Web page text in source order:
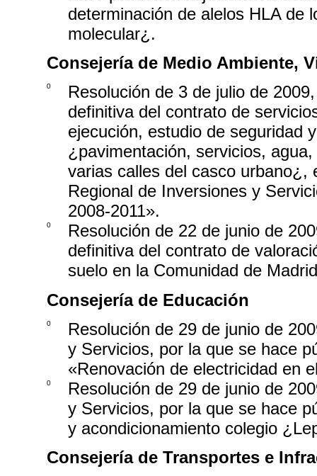
determinación de alelos HLA de
molecular¿.
Consejería de Medio Ambiente,
0
Resolución de 3 de julio de
definitiva del contrato de
ejecución, estudio de seguridad
¿pavimentación, servicios,
varias calles del casco urbano¿,
Regional de Inversiones y
2008-2011».
0
Resolución de 22 de junio de
definitiva del contrato de
suelo en la Comunidad de
Consejería de Educación
0
Resolución de 29 de junio de
y Servicios, por la que se hace
«Renovación de electricidad en
0
Resolución de 29 de junio de
y Servicios, por la que se hace
y acondicionamiento colegio
Consejería de Transportes e